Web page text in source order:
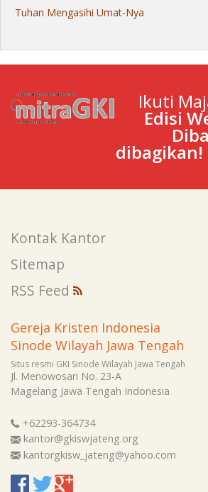
Tuhan Mengasihi Umat-Nya
Ikuti
Edisi
dibagikan!
Kontak Kantor
Sitemap
RSS Feed
Gereja Kristen Indonesia
Sinode Wilayah Jawa Tengah
Situs resmi GKI Sinode Wilayah Jawa Tengah
Jl. Menowosari No. 23-A
Magelang Jawa Tengah Indonesia
+62293-364734
kantor@gkiswjateng.org
kantorgkisw_jateng@yahoo.com